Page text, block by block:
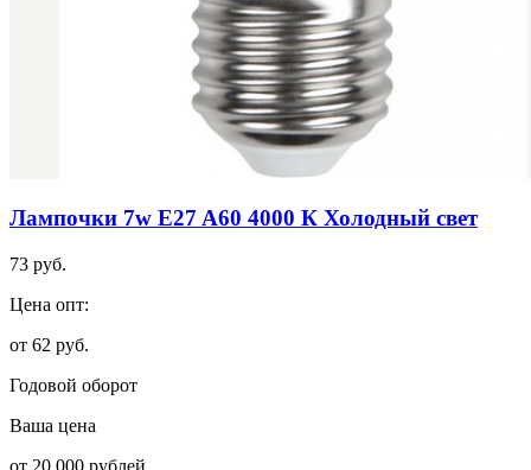
Лампочки 7w E27 A60 4000 К Холодный свет
73 руб.
Цена опт:
от 62 руб.
Годовой оборот
Ваша цена